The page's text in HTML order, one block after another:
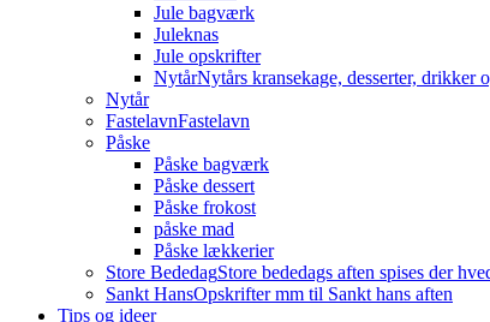
Jule bagværk
Juleknas
Jule opskrifter
NytårNytårs kransekage, desserter, drikker
Nytår
FastelavnFastelavn
Påske
Påske bagværk
Påske dessert
Påske frokost
påske mad
Påske lækkerier
Store BededagStore bededags aften spises der
Sankt HansOpskrifter mm til Sankt hans aften
Tips og ideer